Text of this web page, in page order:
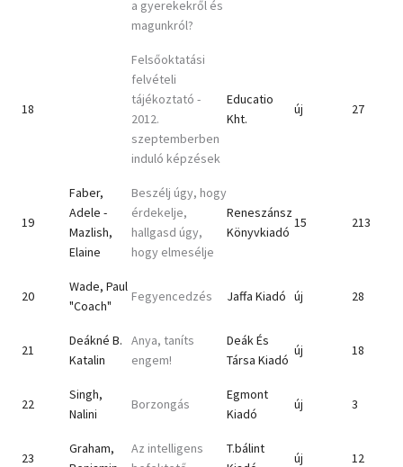
a gyerekekről és
magunkról?
18
Felsőoktatási
felvételi
tájékoztató -
2012.
szeptemberben
induló képzések
Educatio
Kht.
új 27
19
Faber,
Adele -
Mazlish,
Elaine
Beszélj úgy, hogy
érdekelje,
hallgasd úgy,
hogy elmesélje
Reneszánsz
Könyvkiadó
15 213
20
Wade, Paul
"Coach"
Fegyencedzés Jaffa Kiadó új 28
21
Deákné B.
Katalin
Anya, taníts
engem!
Deák És
Társa Kiadó
új 18
22
Singh,
Nalini
Borzongás
Egmont
Kiadó
új 3
23
Graham,
Az intelligens
T.bálint
új 12